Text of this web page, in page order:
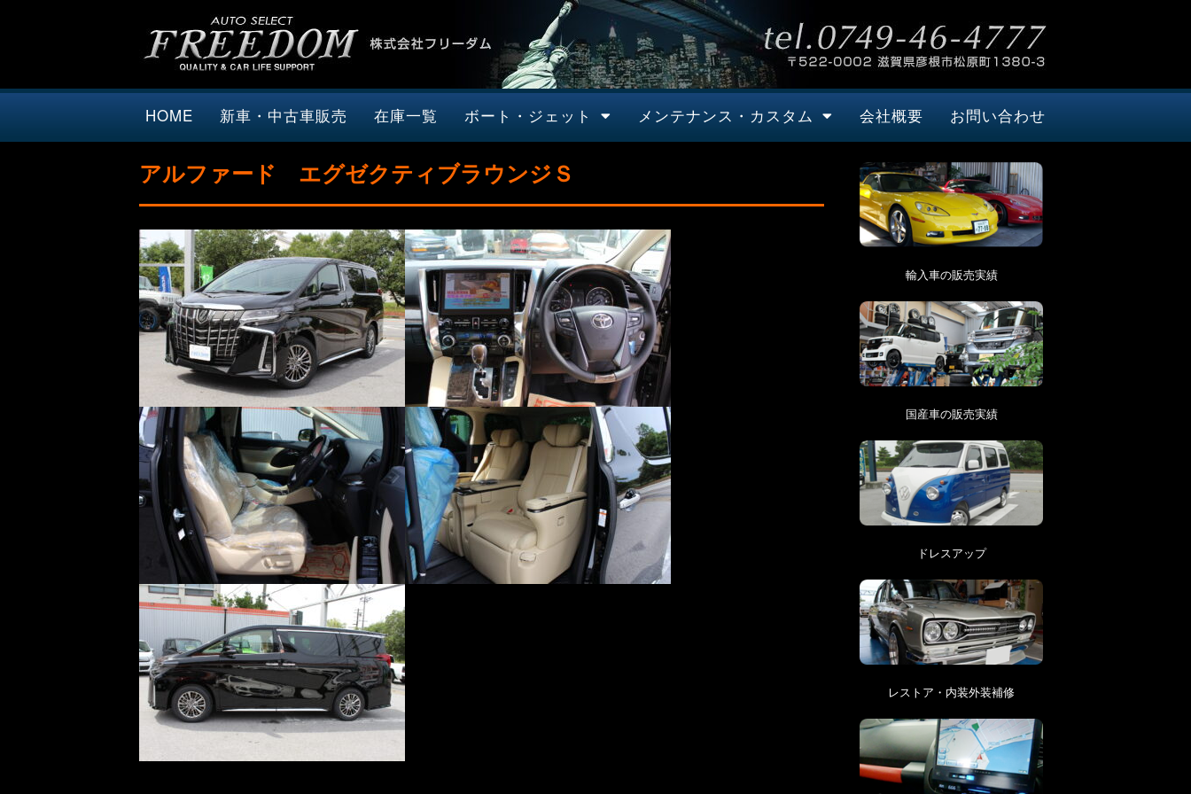
HOME 新車・中古車販売 在庫一覧 ボート・ジェット メンテナンス・カスタム 会社概要 お問い合わせ
アルファード エグゼクティブラウンジＳ
輸入車の販売実績
国産車の販売実績
ドレスアップ
レストア・内装外装補修